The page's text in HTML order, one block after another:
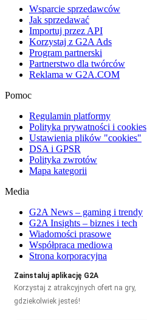
Wsparcie sprzedawców
Jak sprzedawać
Importuj przez API
Korzystaj z G2A Ads
Program partnerski
Partnerstwo dla twórców
Reklama w G2A.COM
Pomoc
Regulamin platformy
Polityka prywatności i cookies
Ustawienia plików "cookies"
DSA i GPSR
Polityka zwrotów
Mapa kategorii
Media
G2A News – gaming i trendy
G2A Insights – biznes i tech
Wiadomości prasowe
Współpraca mediowa
Strona korporacyjna
Zainstaluj aplikację G2A
Korzystaj z atrakcyjnych ofert na gry,
gdziekolwiek jesteś!